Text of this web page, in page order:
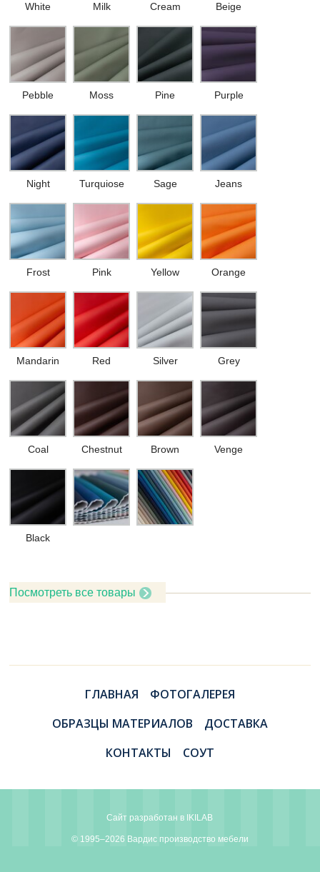
White Milk Cream Beige
Pebble Moss Pine Purple
Night Turquiose Sage Jeans
Frost Pink Yellow Orange
Mandarin Red Silver Grey
Coal Chestnut Brown Venge
Black
Посмотреть все товары
ГЛАВНАЯ
ФОТОГАЛЕРЕЯ
ОБРАЗЦЫ МАТЕРИАЛОВ
ДОСТАВКА
КОНТАКТЫ
СОУТ
Сайт разработан в IKILAB
© 1995–2026 Вардис производство мебели